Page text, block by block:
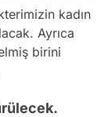
kadın
Ayrıca
birini